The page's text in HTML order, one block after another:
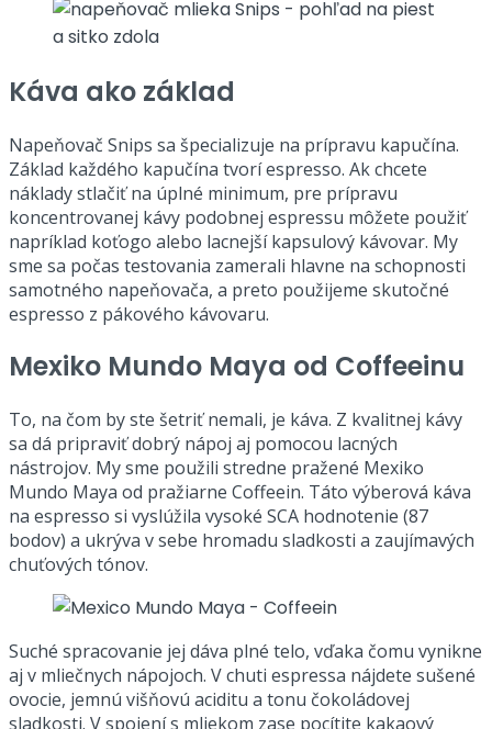
Káva ako základ
Napeňovač Snips sa špecializuje na prípravu kapučína.
Základ každého kapučína tvorí espresso. Ak chcete
náklady stlačiť na úplné minimum, pre prípravu
koncentrovanej kávy podobnej espressu môžete použiť
napríklad koťogo alebo lacnejší kapsulový kávovar. My
sme sa počas testovania zamerali hlavne na schopnosti
samotného napeňovača, a preto použijeme skutočné
espresso z pákového kávovaru.
Mexiko Mundo Maya od Coffeeinu
To, na čom by ste šetriť nemali, je káva. Z kvalitnej kávy
sa dá pripraviť dobrý nápoj aj pomocou lacných
nástrojov. My sme použili stredne pražené Mexiko
Mundo Maya od pražiarne Coffeein. Táto výberová káva
na espresso si vyslúžila vysoké SCA hodnotenie (87
bodov) a ukrýva v sebe hromadu sladkosti a zaujímavých
chuťových tónov.
Suché spracovanie jej dáva plné telo, vďaka čomu vynikne
aj v mliečnych nápojoch. V chuti espressa nájdete sušené
ovocie, jemnú višňovú aciditu a tonu čokoládovej
sladkosti. V spojení s mliekom zase pocítite kakaový